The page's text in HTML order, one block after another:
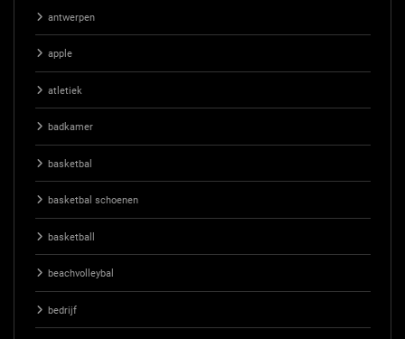
antwerpen
apple
atletiek
badkamer
basketbal
basketbal schoenen
basketball
beachvolleybal
bedrijf